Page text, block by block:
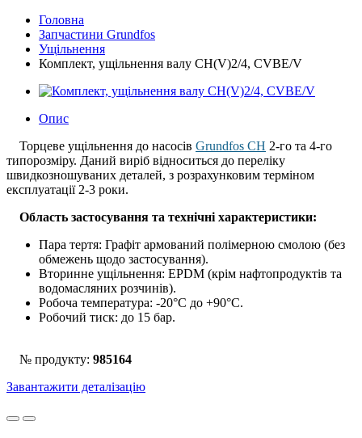
Головна
Запчастини Grundfos
Ущільнення
Комплект, ущільнення валу CH(V)2/4, CVBE/V
Опис
Торцеве ущільнення до насосів Grundfos CH 2-го та 4-го
типорозміру. Даний виріб відноситься до переліку
швидкозношуваних деталей, з розрахунковим терміном
експлуатації 2-3 роки.
Область застосування та технічні характеристики:
Пара тертя: Графіт армований полімерною смолою (без
обмежень щодо застосування).
Вторинне ущільнення: EPDM (крім нафтопродуктів та
водомасляних розчинів).
Робоча температура: -20°С до +90°С.
Робочий тиск: до 15 бар.
№ продукту: 985164
Завантажити деталізацію